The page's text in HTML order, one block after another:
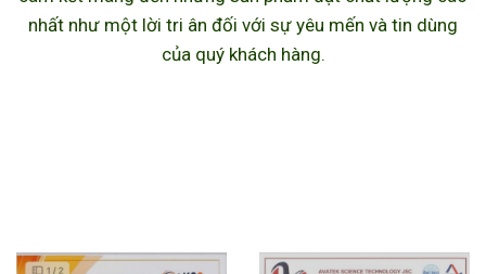
nhất như một lời tri ân đối với sự yêu mến và tin dùng
của quý khách hàng.